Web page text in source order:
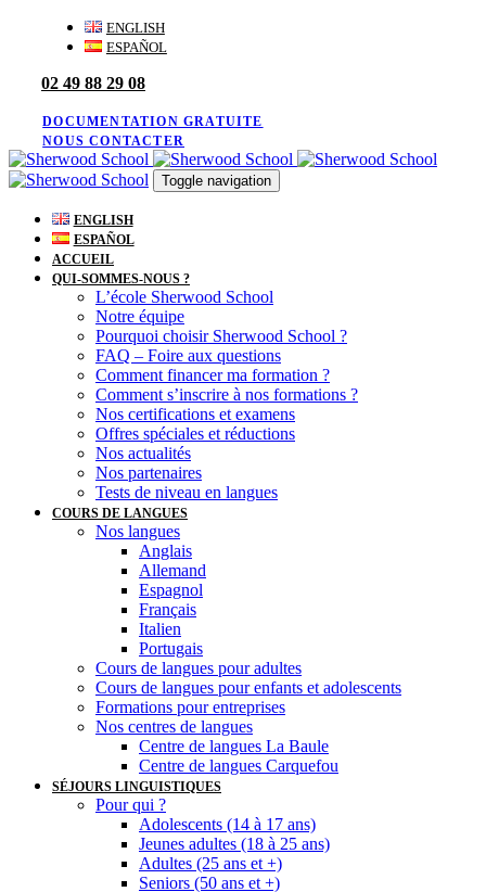
navigation
content
ENGLISH
ESPAÑOL
02 49 88 29 08
DOCUMENTATION GRATUITE
NOUS CONTACTER
Toggle navigation
ENGLISH
ESPAÑOL
ACCUEIL
QUI-SOMMES-NOUS ?
L’école Sherwood School
Notre équipe
Pourquoi choisir Sherwood School ?
FAQ – Foire aux questions
Comment financer ma formation ?
Comment s’inscrire à nos formations ?
Nos certifications et examens
Offres spéciales et réductions
Nos actualités
Nos partenaires
Tests de niveau en langues
COURS DE LANGUES
Nos langues
Anglais
Allemand
Espagnol
Français
Italien
Portugais
Cours de langues pour adultes
Cours de langues pour enfants et adolescents
Formations pour entreprises
Nos centres de langues
Centre de langues La Baule
Centre de langues Carquefou
SÉJOURS LINGUISTIQUES
Pour qui ?
Adolescents (14 à 17 ans)
Jeunes adultes (18 à 25 ans)
Adultes (25 ans et +)
Seniors (50 ans et +)